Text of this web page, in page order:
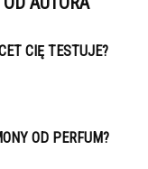
CIĘ TESTUJE?
OD PERFUM?